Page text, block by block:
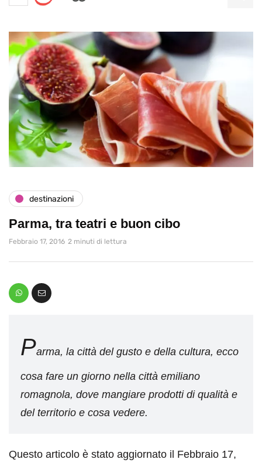
destinazioni
Parma, tra teatri e buon cibo
Febbraio 17, 2016 2 minuti di lettura
Parma, la città del gusto e della cultura, ecco
cosa fare un giorno nella città emiliano
romagnola, dove mangiare prodotti di qualità e
del territorio e cosa vedere.
Questo articolo è stato aggiornato il Febbraio 17,